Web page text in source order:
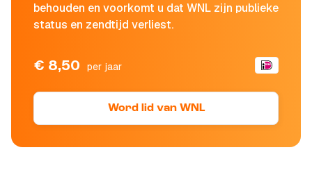
behouden en voorkomt u dat WNL zijn publieke
status en zendtijd verliest.
€ 8,50 per jaar
Word lid van WNL